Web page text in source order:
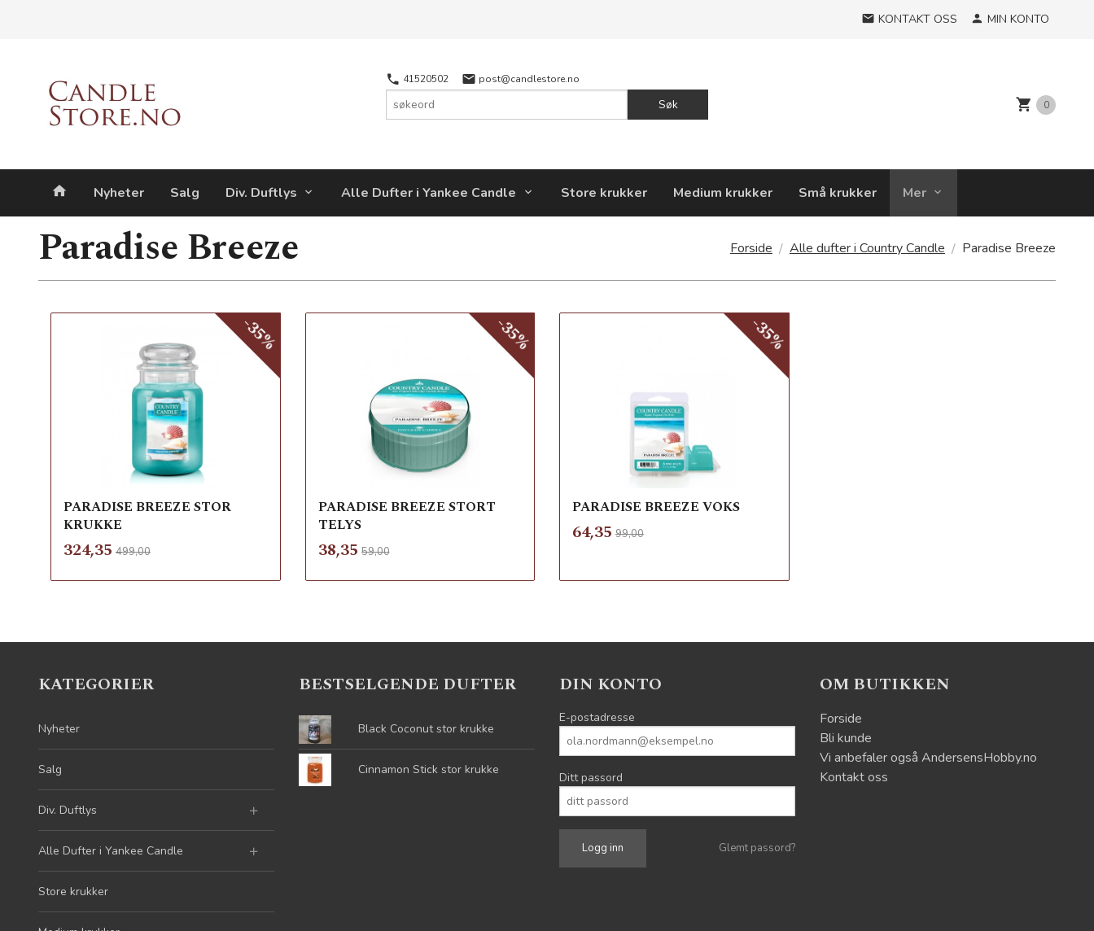
KONTAKT OSS MIN KONTO
41520502 post@candlestore.no
Søk 0
Produkter
Nyheter Salg Div. Duftlys Alle Dufter i Yankee Candle Store krukker Medium krukker Små krukker Mer
Forside Alle dufter i Country Candle Paradise Breeze
Paradise Breeze
PARADISE BREEZE STOR
KRUKKE
Tilbud
324,35 499,00
-35%
PARADISE BREEZE STORT
TELYS
Tilbud
38,35 59,00
-35%
mva.
PARADISE BREEZE VOKS
Tilbud
64,35 99,00
-35%
KATEGORIER
Nyheter
Salg
Div. Duftlys
Alle Dufter i Yankee Candle
Store krukker
BESTSELGENDE DUFTER
Black Coconut stor krukke
Cinnamon Stick stor krukke
DIN KONTO
E-postadresse
Ditt passord
Glemt passord?
OM BUTIKKEN
Forside
Bli kunde
Vi anbefaler også AndersensHobby.no
Kontakt oss